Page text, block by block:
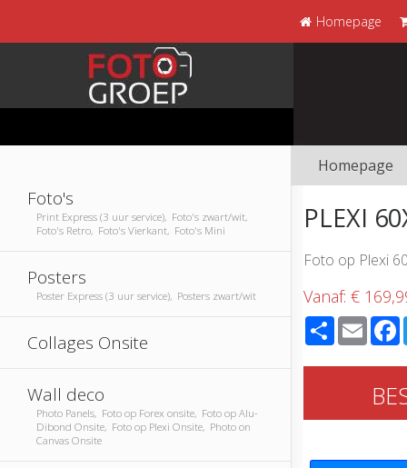
Homepage
Foto's
Print Express (3 uur service), Foto's zwart/wit,
Foto's Retro, Foto's Vierkant, Foto's Mini
Posters
Poster Express (3 uur service), Posters zwart/wit
Collages Onsite
Wall deco
Photo Panels, Foto op Forex onsite, Foto op Alu-
Dibond Onsite, Foto op Plexi Onsite, Photo on
Canvas Onsite
Homepage
PLEXI
Foto op Plexi
Vanaf:€
ShareEmail